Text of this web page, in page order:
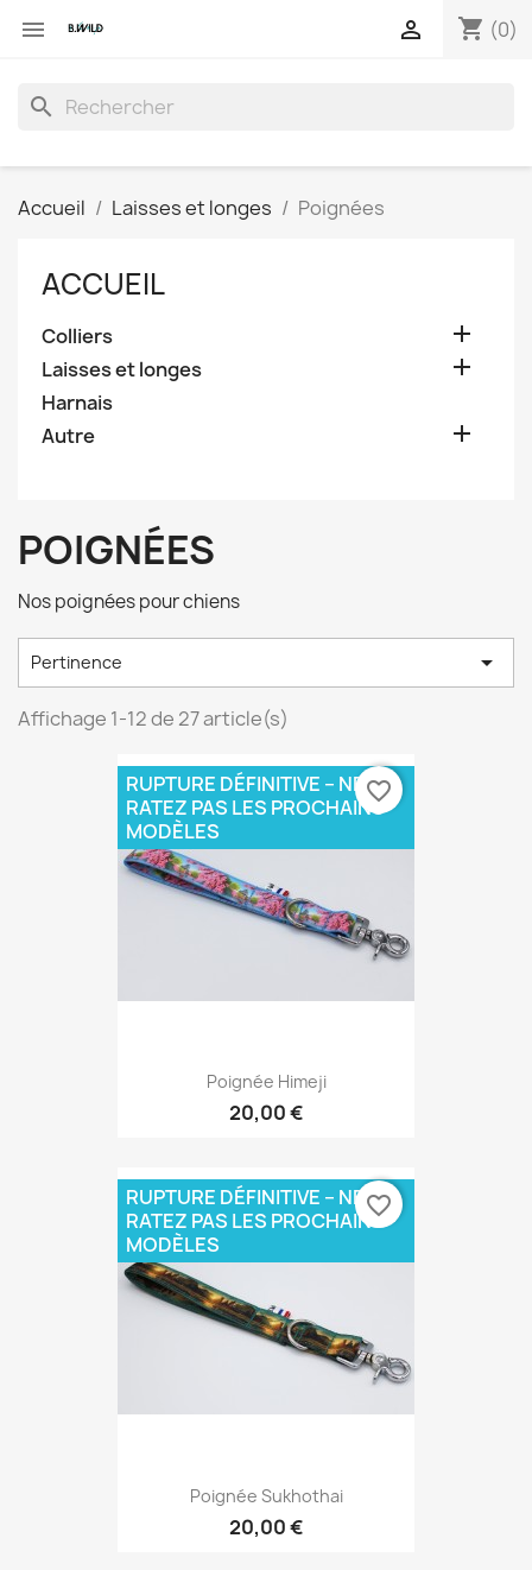
 shopping_cart (0)

search
Accueil Laisses et longes Poignées
ACCUEIL
Colliers 
Laisses et longes 
Harnais
Autre

POIGNÉES
Nos poignées pour chiens
Pertinence 
Affichage 1-12 de 27 article(s)
Poignée Himeji
20,00 €
RUPTURE DÉFINITIVE – NE
RATEZ PAS LES PROCHAINS
MODÈLES
favorite_border
Poignée Sukhothai
20,00 €
RUPTURE DÉFINITIVE – NE
RATEZ PAS LES PROCHAINS
MODÈLES
favorite_border